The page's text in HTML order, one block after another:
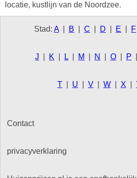
locatie, kustlijn van de Noordzee.
Stad: A B C D E F
J K L M N O P
T U V W X
Contact
privacyverklaring